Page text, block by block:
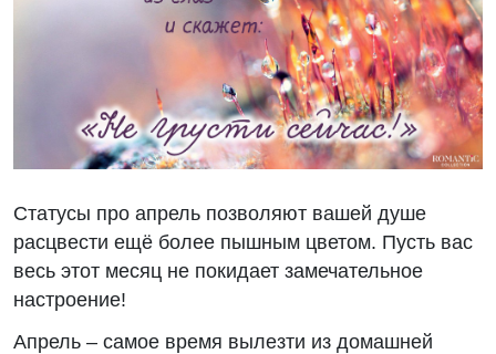
Статусы про апрель позволяют вашей душе
расцвести ещё более пышным цветом. Пусть вас
весь этот месяц не покидает замечательное
настроение!
Апрель – самое время вылезти из домашней